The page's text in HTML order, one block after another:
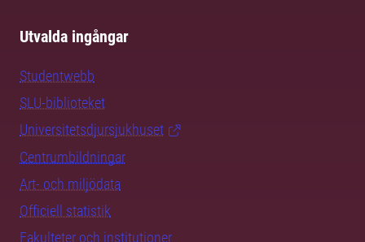
Utvalda ingångar
Studentwebb
SLU-biblioteket
Universitetsdjursjukhuset
Centrumbildningar
Art- och miljödata
Officiell statistik
Fakulteter och institutioner